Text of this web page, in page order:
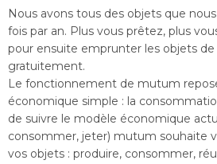
Nous avons tous des objets que
fois par an. Plus vous prêtez, plus
pour ensuite emprunter les objets de
gratuitement.
Le fonctionnement de mutum
économique simple : la
de suivre le modèle économique
consommer, jeter) mutum souhaite
vos objets : produire, consommer,